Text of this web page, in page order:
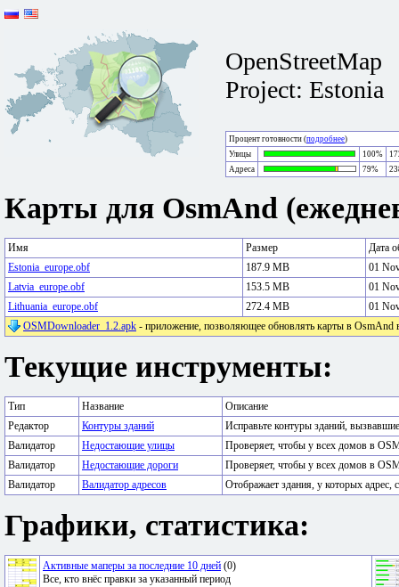
OpenStreetMap
Project: Estonia
Процент готовности (подробнее)
Улицы
100%
Адреса
79%
Карты для OsmAnd
Имя Размер
Дата
Estonia_europe.obf
187.9 MB
01
Latvia_europe.obf
153.5 MB
01
Lithuania_europe.obf
272.4 MB
01
OSMDownloader_1.2.apk - приложение, позволяющее обновлять карты в OsmAnd
Текущие инструменты:
Тип Название
Описание
Редактор
Контуры зданий
Исправьте контуры зданий,
Валидатор
Недостающие улицы
Проверяет, чтобы у всех домов в
Валидатор
Недостающие дороги
Проверяет, чтобы у всех домов в
Валидатор
Валидатор адресов Отображает здания, у которых адрес,
Графики, статистика:
Активные маперы за последние 10 дней (0)
Все, кто внёс правки за указанный период